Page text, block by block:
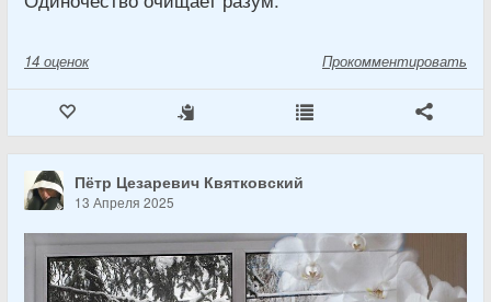
14 оценок Прокомментировать
Пётр Цезаревич Квятковский
13 Апреля 2025